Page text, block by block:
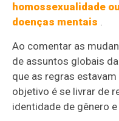
homossexualidade
doenças mentais .
Ao comentar as
de assuntos globais
que as regras
objetivo é se livrar de
identidade de gênero